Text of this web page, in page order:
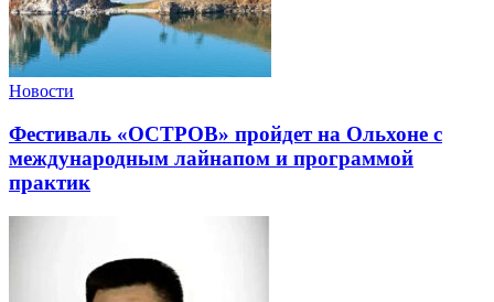
Новости
Фестиваль «ОСТРОВ» пройдет на Ольхоне с
международным лайнапом и программой
практик